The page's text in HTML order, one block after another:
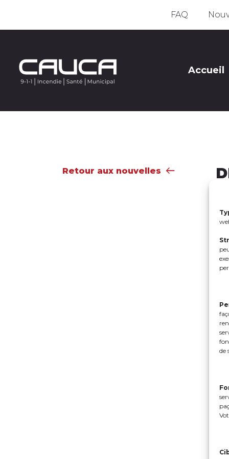
de
FAQ
Accueil
Retour aux nouvelles